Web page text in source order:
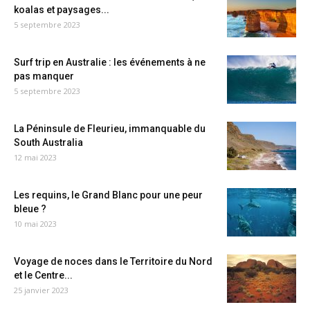
koalas et paysages...
5 septembre 2023
Surf trip en Australie : les événements à ne
pas manquer
5 septembre 2023
La Péninsule de Fleurieu, immanquable du
South Australia
12 mai 2023
Les requins, le Grand Blanc pour une peur
bleue ?
10 mai 2023
Voyage de noces dans le Territoire du Nord
et le Centre...
25 janvier 2023